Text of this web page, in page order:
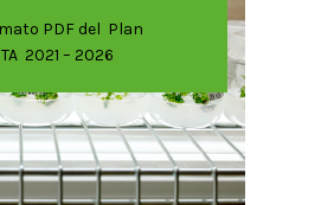
PDF del Plan
2021 – 2026